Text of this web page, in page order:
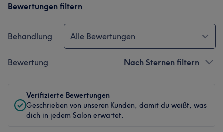
Bewertungen filtern
Behandlung Alle Bewertungen
Bewertung Nach Sternen filtern
Verifizierte Bewertungen
Geschrieben von unseren Kunden, damit du weißt, was
dich in jedem Salon erwartet.